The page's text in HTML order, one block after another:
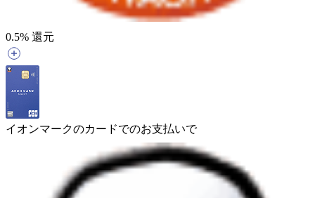
0.5% 還元
イオンマークのカードでのお支払いで